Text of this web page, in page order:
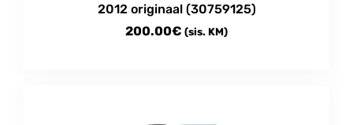
2012 originaal (30759125)
200.00€ (sis. KM)